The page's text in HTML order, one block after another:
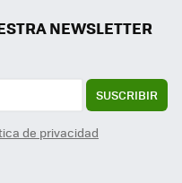
NEWSLETTER
SUSCRIBIR
de privacidad